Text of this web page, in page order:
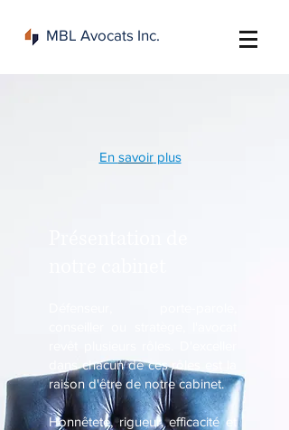
MBL Avocats Inc.
En savoirplus
dans chacun de ces rôles est la
raison d'être de notre cabinet.
Honnêteté, rigueur, efficacité et